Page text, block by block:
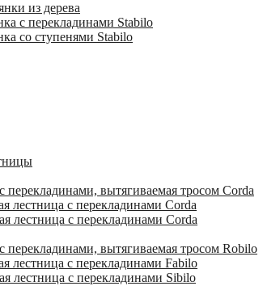
из дерева
с перекладинами Stabilo
со ступенями Stabilo
перекладинами, вытягиваемая тросом Corda
лестница с перекладинами Corda
лестница с перекладинами Corda
перекладинами, вытягиваемая тросом Robilo
лестница с перекладинами Fabilo
лестница с перекладинами Sibilo